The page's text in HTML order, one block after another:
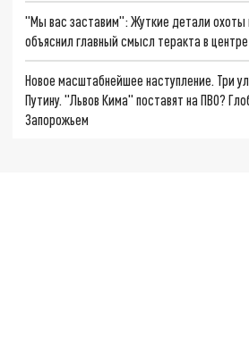
"Мы вас заставим": Жуткие детали охоты
объяснил главный смысл теракта в
Новое масштабнейшее наступление. Три
Путину. "Львов Кима" поставят на ПВО?
Запорожьем